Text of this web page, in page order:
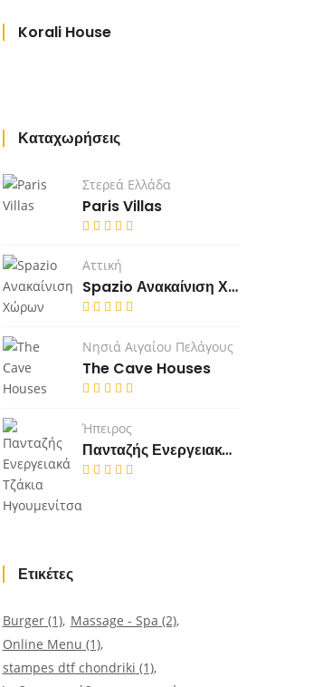
Korali House
Καταχωρήσεις
Στερεά Ελλάδα
Paris Villas
Αττική
Spazio Ανακαίνιση Χώρων
Νησιά Αιγαίου Πελάγους
The Cave Houses
Ήπειρος
Πανταζής Ενεργειακά Τζάκια Ηγουμενίτσα
Ετικέτες
Burger(1) Massage - Spa (2)
Online Menu (1)
stampes dtf chondriki (1)